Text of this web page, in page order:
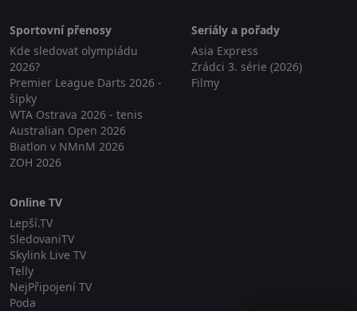
Sportovní přenosy
Kde sledovat olympiádu
2026?
Premier League Darts 2026 -
šipky
WTA Ostrava 2026 - tenis
Australian Open 2026
Biatlon v NMnM 2026
ZOH 2026
Seriály a pořady
Asia Express
Zrádci 3. série (2026)
Filmy
Online TV
Lepší.TV
SledovaniTV
Skylink Live TV
Telly
NejPřipojení TV
Poda